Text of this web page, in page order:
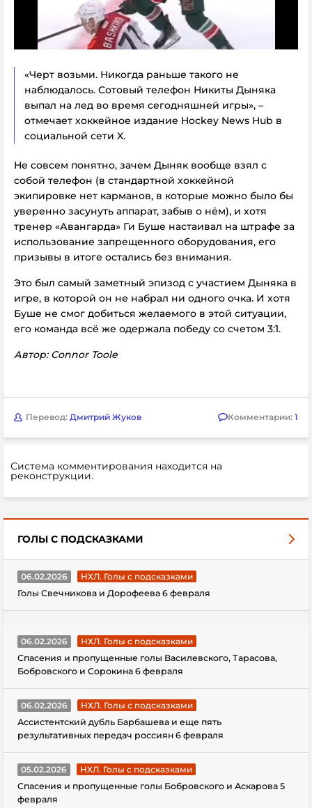
«Черт возьми. Никогда раньше такого не
наблюдалось. Сотовый телефон Никиты Дыняка
выпал на лед во время сегодняшней игры», –
отмечает хоккейное издание Hockey News Hub в
социальной сети X.
Не совсем понятно, зачем Дыняк вообще взял с
собой телефон (в стандартной хоккейной
экипировке нет карманов, в которые можно было бы
уверенно засунуть аппарат, забыв о нём), и хотя
тренер «Авангарда» Ги Буше настаивал на штрафе за
использование запрещенного оборудования, его
призывы в итоге остались без внимания.
Это был самый заметный эпизод с участием Дыняка в
игре, в которой он не набрал ни одного очка. И хотя
Буше не смог добиться желаемого в этой ситуации,
его команда всё же одержала победу со счетом 3:1.
Автор: Connor Toole
Перевод: Дмитрий Жуков Комментарии: 1
Система комментирования находится на
реконструкции.
ГОЛЫ С ПОДСКАЗКАМИ
06.02.2026
НХЛ. Голы с подсказками
Голы Свечникова и Дорофеева 6 февраля
06.02.2026
НХЛ. Голы с подсказками
Спасения и пропущенные голы Василевского, Тарасова,
Бобровского и Сорокина 6 февраля
06.02.2026
НХЛ. Голы с подсказками
Ассистентский дубль Барбашева и еще пять
результативных передач россиян 6 февраля
05.02.2026
НХЛ. Голы с подсказками
Спасения и пропущенные голы Бобровского и Аскарова 5
февраля